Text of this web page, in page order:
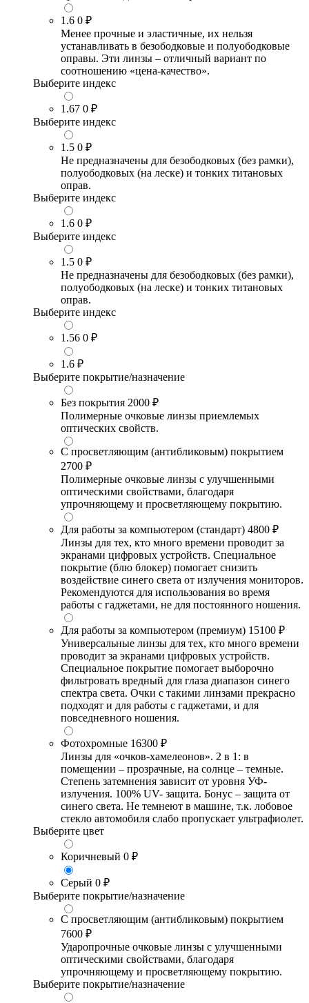
1.6 0 ₽
Менее прочные и эластичные, их нельзя
устанавливать в безободковые и полуободковые
оправы. Эти линзы – отличный вариант по
соотношению «цена-качество».
Выберите индекс
1.67 0 ₽
Выберите индекс
1.5 0 ₽
Не предназначены для безободковых (без рамки),
полуободковых (на леске) и тонких титановых
оправ.
Выберите индекс
1.6 0 ₽
Выберите индекс
1.5 0 ₽
Не предназначены для безободковых (без рамки),
полуободковых (на леске) и тонких титановых
оправ.
Выберите индекс
1.56 0 ₽
1.6 ₽
Выберите покрытие/назначение
Без покрытия 2000 ₽
Полимерные очковые линзы приемлемых
оптических свойств.
С просветляющим (антибликовым) покрытием
2700 ₽
Полимерные очковые линзы с улучшенными
оптическими свойствами, благодаря
упрочняющему и просветляющему покрытию.
Для работы за компьютером (стандарт) 4800 ₽
Линзы для тех, кто много времени проводит за
экранами цифровых устройств. Специальное
покрытие (блю блокер) помогает снизить
воздействие синего света от излучения мониторов.
Рекомендуются для использования во время
работы с гаджетами, не для постоянного ношения.
Для работы за компьютером (премиум) 15100 ₽
Универсальные линзы для тех, кто много времени
проводит за экранами цифровых устройств.
Специальное покрытие помогает выборочно
фильтровать вредный для глаза диапазон синего
спектра света. Очки с такими линзами прекрасно
подходят и для работы с гаджетами, и для
повседневного ношения.
Фотохромные 16300 ₽
Линзы для «очков-хамелеонов». 2 в 1: в
помещении – прозрачные, на солнце – темные.
Степень затемнения зависит от уровня УФ-
излучения. 100% UV- защита. Бонус – защита от
синего света. Не темнеют в машине, т.к. лобовое
стекло автомобиля слабо пропускает ультрафиолет.
Выберите цвет
Коричневый 0 ₽
Серый 0 ₽
Выберите покрытие/назначение
С просветляющим (антибликовым) покрытием
7600 ₽
Ударопрочные очковые линзы с улучшенными
оптическими свойствами, благодаря
упрочняющему и просветляющему покрытию.
Выберите покрытие/назначение